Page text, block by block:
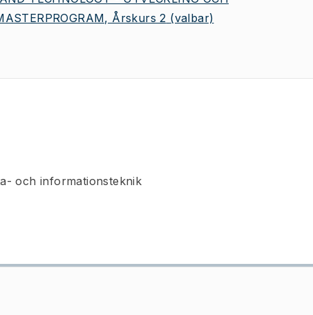
Årskurs 2 (valbar)
och informationsteknik